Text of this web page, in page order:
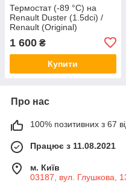
Термостат (-89 °C) на
Renault Duster (1.5dci) /
Renault (Original)
1 600 ₴
Купити
Про нас
100% позитивних з 67
Працює з 11.08.2021
м. Київ
03187, вул. Глушкова,